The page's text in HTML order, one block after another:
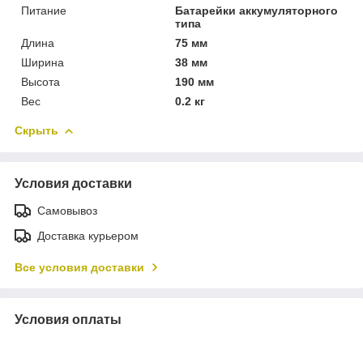
Питание
Батарейки аккумуляторного
типа
Длина
75 мм
Ширина
38 мм
Высота
190 мм
Вес
0.2 кг
Скрыть
Условия доставки
Самовывоз
Доставка курьером
Все условия доставки
Условия оплаты